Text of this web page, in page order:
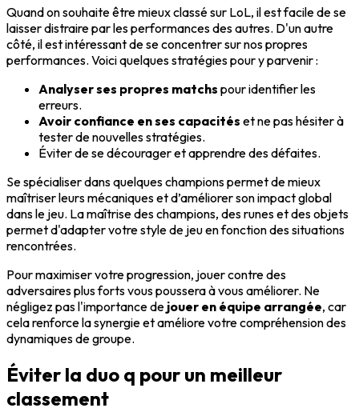
Quand on souhaite être mieux classé sur LoL, il est facile de se
laisser distraire par les performances des autres. D'un autre
côté, il est intéressant de seconcentrer sur nos propres
performances. Voici quelques stratégies pour y parvenir :
Analyser ses propres matchs pour identifier les
erreurs.
Avoir confiance en ses capacités et ne pas hésiter à
tester de nouvelles stratégies.
Éviter de se décourager et apprendre des défaites.
Se spécialiser dans quelques champions permet de mieux
maîtriser leurs mécaniques et d’améliorer son impact global
dans le jeu. La maîtrise des champions, des runes et des objets
permet d'adapter votre style de jeu en fonction des situations
rencontrées.
Pour maximiser votre progression, jouer contre des
adversaires plus forts vous poussera à vous améliorer. Ne
négligez pas l'importance de jouer en équipe arrangée, car
cela renforce la synergie et améliore votre compréhension des
dynamiques de groupe.
Éviter la duo q pour un meilleur
classement